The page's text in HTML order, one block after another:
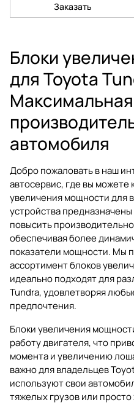
Заказать
Блоки
для Toyota
Максимальная
автомобиля
Добро пожаловать в наш
автосервис, где вы можете
увеличения мощности для
устройства
повысить
обеспечивая более
показатели мощности. Мы
ассортимент блоков
идеально подходят для
Tundra, удовлетворяя
предпочтения.
Блоки увеличения
работу двигателя, что
момента и увеличению
важно для владельцев
используют свои
тяжелых грузов или